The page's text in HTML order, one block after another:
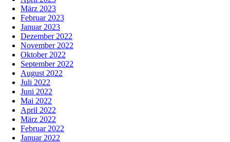
März 2023
Februar 2023
Januar 2023
Dezember 2022
November 2022
Oktober 2022
September 2022
August 2022
Juli 2022
Juni 2022
Mai 2022
April 2022
März 2022
Februar 2022
Januar 2022